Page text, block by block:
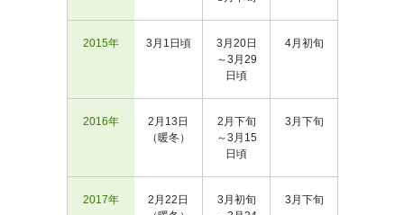
2015年 3月1日頃
3月20日
～3月29
日頃
4月初旬
2016年
2月13日
（暖冬）
2月下旬
～3月15
日頃
3月下旬
2017年
2月22日
3月初旬
3月下旬